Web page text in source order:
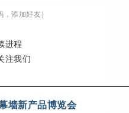
，添加好友）
进程
注我们
墙新产品博览会